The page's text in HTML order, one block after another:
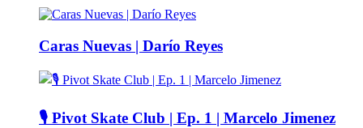
Caras Nuevas | Darío Reyes
🎙️ Pivot Skate Club | Ep. 1 | Marcelo Jimenez